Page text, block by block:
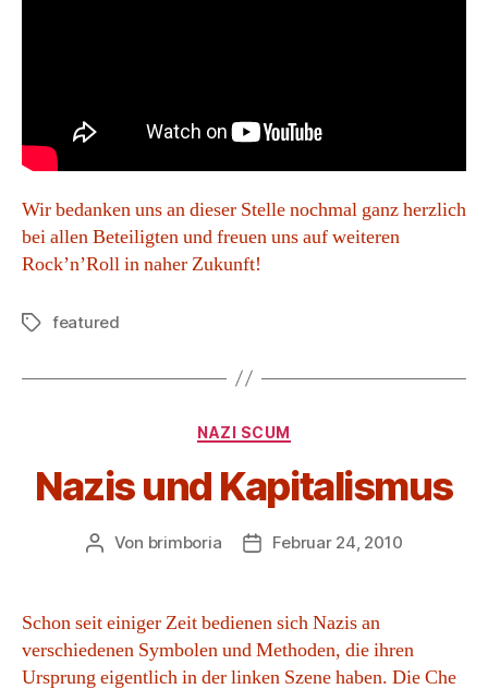
Wir bedanken uns an dieser Stelle nochmal ganz herzlich
bei allen Beteiligten und freuen uns auf weiteren
Rock’n’Roll in naher Zukunft!
Schlagwörter
featured
Kategorien
NAZI SCUM
Nazis und Kapitalismus
Beitragsautor
Von brimboria Beitragsdatum
Februar 24, 2010
Schon seit einiger Zeit bedienen sich Nazis an
verschiedenen Symbolen und Methoden, die ihren
Ursprung eigentlich in der linken Szene haben. Die Che